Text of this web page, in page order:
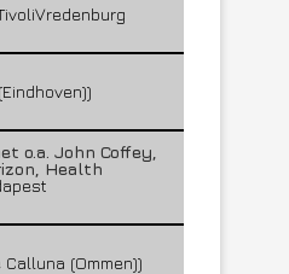
o.a. John Coffey,
Health
(Ommen))